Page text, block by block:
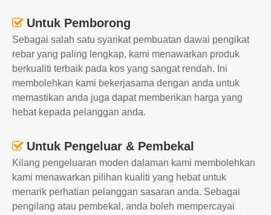
 Untuk Pemborong
Sebagai salah satu syarikat pembuatan dawai pengikat
rebar yang paling lengkap, kami menawarkan produk
berkualiti terbaik pada kos yang sangat rendah. Ini
membolehkan kami bekerjasama dengan anda untuk
memastikan anda juga dapat memberikan harga yang
hebat kepada pelanggan anda.
 Untuk Pengeluar & Pembekal
Kilang pengeluaran moden dalaman kami membolehkan
kami menawarkan pilihan kualiti yang hebat untuk
menarik perhatian pelanggan sasaran anda. Sebagai
pengilang atau pembekal, anda boleh mempercayai